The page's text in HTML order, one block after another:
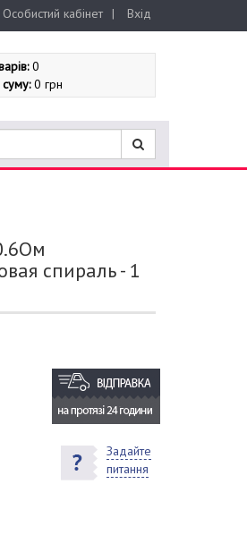
Особистий кабінет | Вхід
0
0 грн
спираль - 1
Задайте
питання